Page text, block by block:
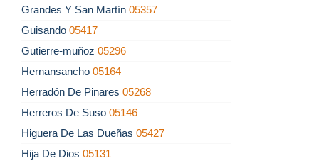
Grandes Y San Martín 05357
Guisando 05417
Gutierre-muñoz 05296
Hernansancho 05164
Herradón De Pinares 05268
Herreros De Suso 05146
Higuera De Las Dueñas 05427
Hija De Dios 05131